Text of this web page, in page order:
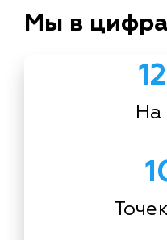
Мы в
На